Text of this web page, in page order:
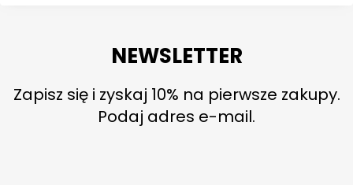
NEWSLETTER
Zapisz się i zyskaj 10% na pierwsze zakupy.
Podaj adres e-mail.